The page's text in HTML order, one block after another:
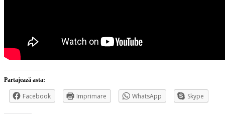
Partajează asta:
Facebook Imprimare WhatsApp Skype